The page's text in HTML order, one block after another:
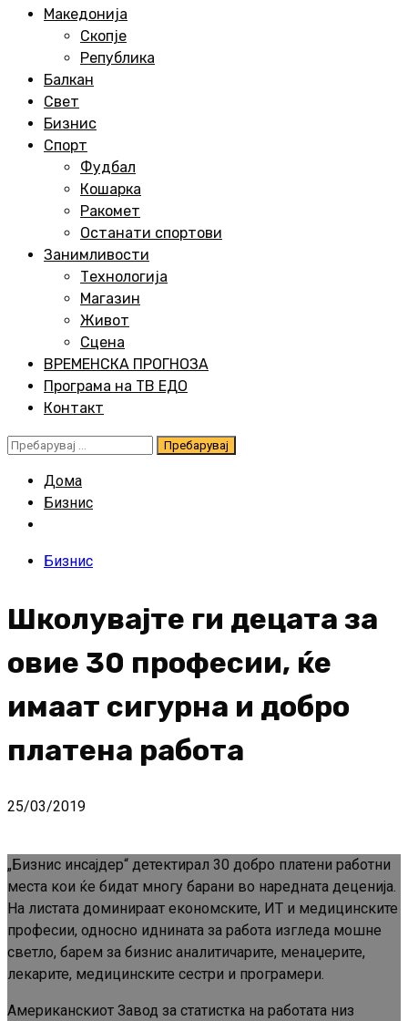
Македонија
Скопје
Република
Балкан
Свет
Бизнис
Спорт
Фудбал
Кошарка
Ракомет
Останати спортови
Занимливости
Технологија
Магазин
Живот
Сцена
ВРЕМЕНСКА ПРОГНОЗА
Програма на ТВ ЕДО
Контакт
Пребарувај
Дома
Бизнис
Бизнис
Школувајте ги децата за
овие 30 професии, ќе
имаат сигурна и добро
платена работа
25/03/2019
„Бизнис инсајдер“ детектирал 30 добро платени работни
места кои ќе бидат многу барани во наредната деценија.
На листата доминираат економските, ИТ и медицинските
професии, односно иднината за работа изгледа мошне
светло, барем за бизнис аналитичарите, менаџерите,
лекарите, медицинските сестри и програмери.
Американскиот Завод за статистка на работата низ